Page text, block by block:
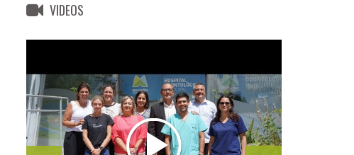
VIDEOS